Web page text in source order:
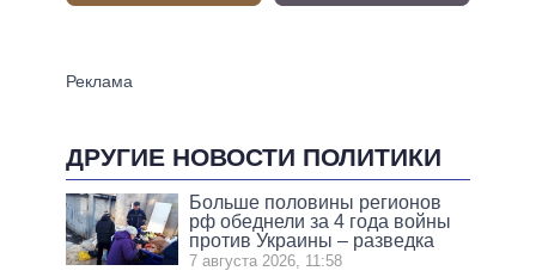
ДРУГИЕ НОВОСТИ ПОЛИТИКИ
Больше половины регионов
рф обеднели за 4 года войны
против Украины – разведка
7 августа 2026, 11:58